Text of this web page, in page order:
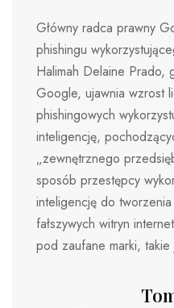
Główny radca prawny
phishingu
Halimah Delaine Prado,
Google, ujawnia wzrost
phishingowych
inteligencję,
„zewnętrznego
sposób przestępcy
inteligencję do
fałszywych witryn
pod zaufane marki,